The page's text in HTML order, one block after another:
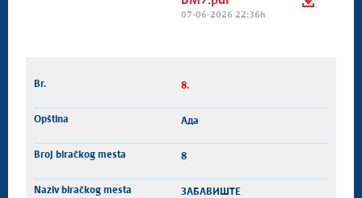
07-06-2026 22:36h
8.
Ада
8
ЗАБАВИШТЕ